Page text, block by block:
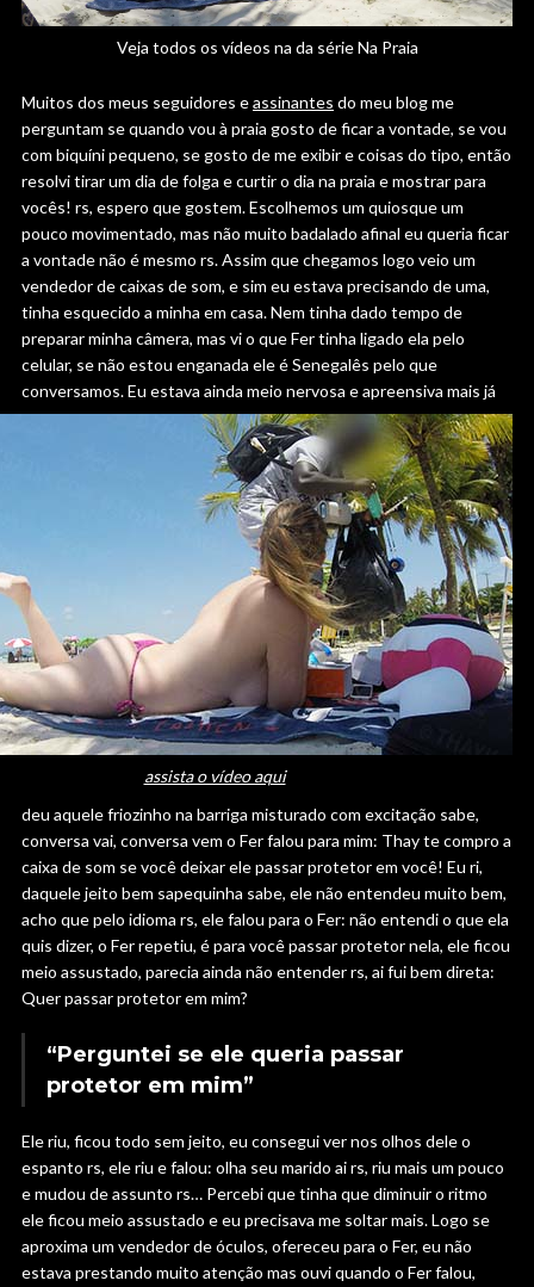
Veja todos os vídeos na da série Na Praia
Muitos dos meus seguidores eassinantes do meu blog me
perguntam se quando vou à praia gosto de ficar a vontade, se vou
com biquíni pequeno, se gosto de me exibir e coisas do tipo, então
resolvi tirar um dia de folga e curtir o dia na praia e mostrar para
vocês! rs, espero que gostem. Escolhemos um quiosque um
pouco movimentado, mas não muito badalado afinal eu queria ficar
a vontade não é mesmo rs. Assim que chegamos logo veio um
vendedor de caixas de som, e sim eu estava precisando de uma,
tinha esquecido a minha em casa. Nem tinha dado tempo de
preparar minha câmera, mas vi o que Fer tinha ligado ela pelo
celular, se não estou enganada ele é Senegalês pelo que
conversamos.
assista o vídeo aqui
Eu estava ainda meio nervosa e apreensiva mais já
deu aquele friozinho na barriga misturado com excitação sabe,
conversa vai, conversa vem o Fer falou para mim: Thay te compro a
caixa de som se você deixar ele passar protetor em você! Eu ri,
daquele jeito bem sapequinha sabe, ele não entendeu muito bem,
acho que pelo idioma rs, ele falou para o Fer: não entendi o que ela
quis dizer, o Fer repetiu, é para você passar protetor nela, ele ficou
meio assustado, parecia ainda não entender rs, ai fui bem direta:
Quer passar protetor em mim?
“Perguntei se ele queria passar
protetor em mim”
Ele riu, ficou todo sem jeito, eu consegui ver nos olhos dele o
espanto rs, ele riu e falou: olha seu marido ai rs, riu mais um pouco
e mudou de assunto rs… Percebi que tinha que diminuir o ritmo
ele ficou meio assustado e eu precisava me soltar mais. Logo se
aproxima um vendedor de óculos, ofereceu para o Fer, eu não
estava prestando muito atenção mas ouvi quando o Fer falou,